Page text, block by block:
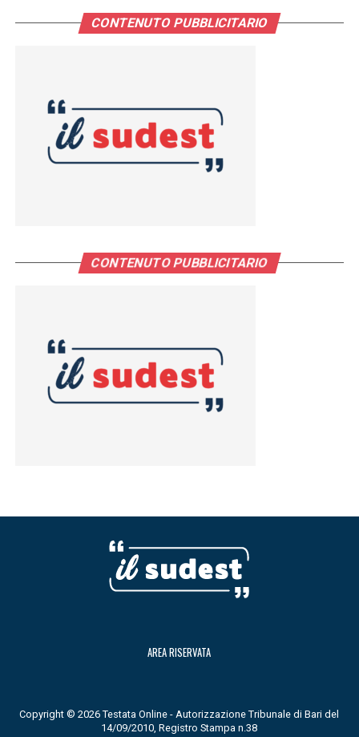
CONTENUTO PUBBLICITARIO
CONTENUTO PUBBLICITARIO
AREA RISERVATA
Copyright © 2026 Testata Online - Autorizzazione Tribunale di Bari del
14/09/2010, Registro Stampa n.38